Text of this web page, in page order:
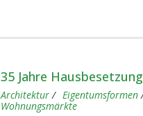
35 Jahre Hausbesetzung
Architektur Eigentumsformen
Wohnungsmärkte